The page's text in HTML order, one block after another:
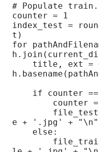
# Populate
counter = 1
index_test =
t)
for
e + '.jpg' +